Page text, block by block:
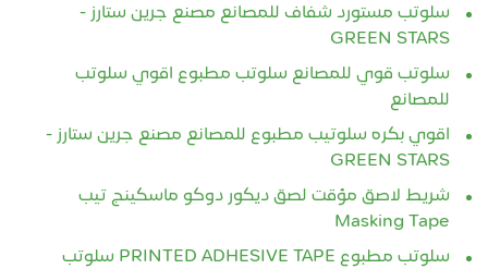
سلوتب مستورد شفاف للمصانع مصنع جرين ستارز -
GREEN STARS
سلوتب قوي للمصانع سلوتب مطبوع اقوي سلوتب
للمصانع
اقوي بكره سلوتيب مطبوع للمصانع مصنع جرين ستارز -
GREEN STARS
شريط لاصق مؤقت لصق ديكور دوكو ماسكينج تيب
Masking Tape
سلوتب مطبوع PRINTED ADHESIVE TAPE سلوتب